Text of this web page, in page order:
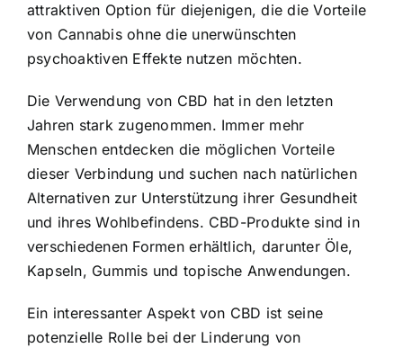
attraktiven Option für diejenigen, die die Vorteile
von Cannabis ohne die unerwünschten
psychoaktiven Effekte nutzen möchten.
Die Verwendung von CBD hat in den letzten
Jahren stark zugenommen. Immer mehr
Menschen entdecken die möglichen Vorteile
dieser Verbindung und suchen nach natürlichen
Alternativen zur Unterstützung ihrer Gesundheit
und ihres Wohlbefindens. CBD-Produkte sind in
verschiedenen Formen erhältlich, darunter Öle,
Kapseln, Gummis und topische Anwendungen.
Ein interessanter Aspekt von CBD ist seine
potenzielle Rolle bei der Linderung von